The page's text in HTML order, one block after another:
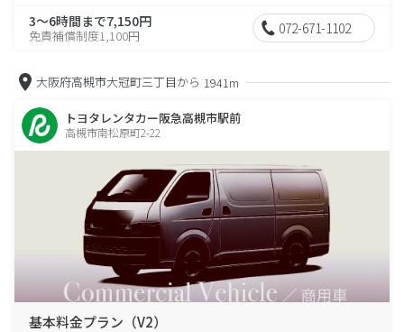
3～6時間まで7,150円
免責補償制度1,100円 072-671-1102
大阪府高槻市大冠町三丁目から 1941m
トヨタレンタカー阪急高槻市駅前
高槻市南松原町2-22
基本料金プラン（V2）